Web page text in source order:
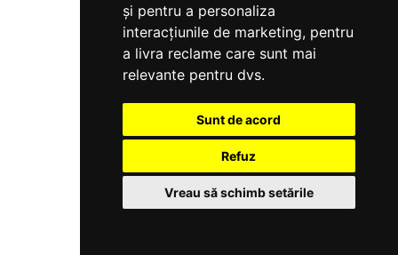
și pentru a personaliza
interacțiunile de marketing, pentru
a livra reclame care sunt mai
relevante pentru dvs.
Sunt de acord
Refuz
Vreau să schimb setările